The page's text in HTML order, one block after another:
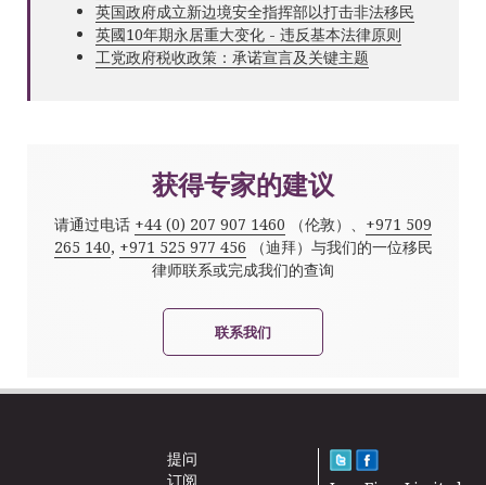
英国政府成立新边境安全指挥部以打击非法移民
英國10年期永居重大变化 - 违反基本法律原则
工党政府税收政策：承诺宣言及关键主题
获得专家的建议
请通过电话 +44 (0) 207 907 1460 （伦敦）、 +971 509
265 140, +971 525 977 456 （迪拜）与我们的一位移民
律师联系或完成我们的查询
联系我们
提问
订阅